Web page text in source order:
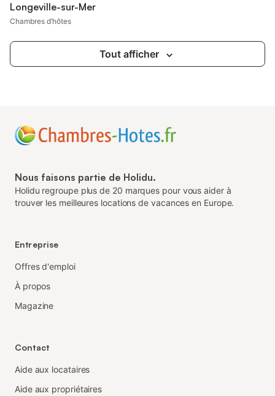
Longeville-sur-Mer
Chambres d’hôtes
Tout afficher
Nous faisons partie de Holidu.
Holidu regroupe plus de 20 marques pour vous aider à
trouver les meilleures locations de vacances en Europe.
Entreprise
Offres d'emploi
À propos
Magazine
Contact
Aide aux locataires
Aide aux propriétaires